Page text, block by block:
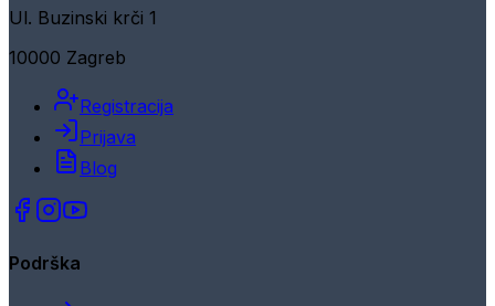
Ul. Buzinski krči 1
10000 Zagreb
Registracija
Prijava
Blog
Podrška